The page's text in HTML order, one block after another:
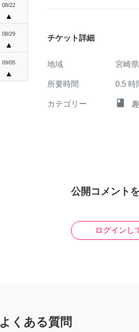
08/22
▲
08/29
▲
09/05
▲
チケット詳細
地域 宮崎県
所要時間 0.5 時
カテゴリー class
公開コメント
ログインし
よくある質問